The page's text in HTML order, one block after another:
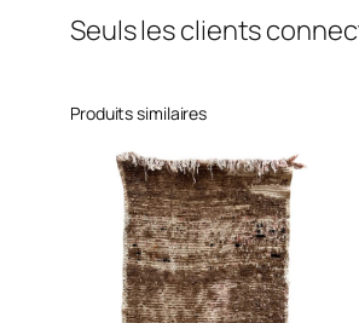
Seuls les clients
Produits similaires